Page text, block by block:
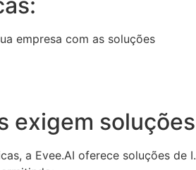
empresa com as soluções
exigem
a Evee.AI oferece soluções